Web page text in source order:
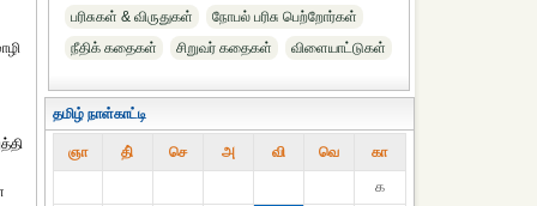
பரிசுகள் & விருதுகள்
நோபல் பரிசு‎ பெற்றோர்‎கள்
நீதிக் கதைகள்
சிறுவர் கதைகள் விளையாட்டுகள்
தமிழ் நாள்காட்டி
ஞா தி் செ அ வி வெ கா
௧